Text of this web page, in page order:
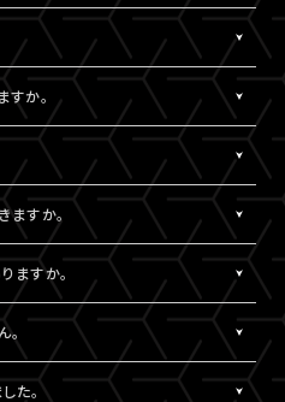
、別のA!-IDでの保有ポイントと合
ません。
った場合、付与したポイントを回収
す。
と）に、コンテンツの内容や投稿頻
ください。
に対してもリアクションをすること
ームの設定が必要です。
「投稿設定」にて登録・変更が可能
れている場合は登録できませんの
を変更した場合であっても、過去の
されず、変更前のニックネームが表
配信視聴ページからも設定いただ
配信では、コミュニティ機能とチ
連動されます。
に反している可能性がございます。
ができない場合は
こちら
にお問い合
すか。
より削除することができます。
トを編集することはできません。編
メントを削除してから新たにコメン
す。
設定」にて設定が可能です。
。
も設定いただけます。
いただけない場合があります。
ますか。
再度「♡」を押していただくことで取
ますか。
アクションはユーザーへ通知され
合は、コミュニティ機能実施期間外
た。